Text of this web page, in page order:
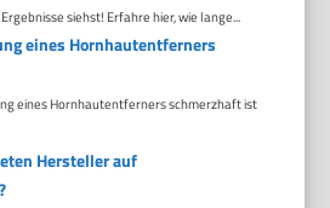
siehst! Erfahre hier, wie lange...
eines Hornhautentferners
eines Hornhautentferners schmerzhaft ist
Hersteller auf